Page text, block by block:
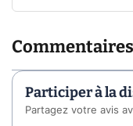
Commentaires
Participer à la
Partagez votre avis